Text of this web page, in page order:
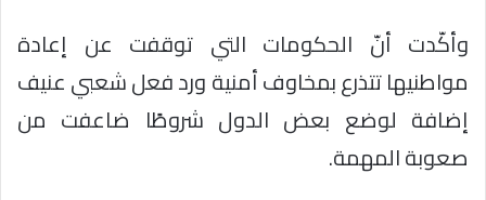
وأكّدت أنّ الحكومات التي توقفت عن إعادة
مواطنيها تتذرع بمخاوف أمنية ورد فعل شعبي عنيف
إضافة لوضع بعض الدول شروطًا ضاعفت من
صعوبة المهمة.